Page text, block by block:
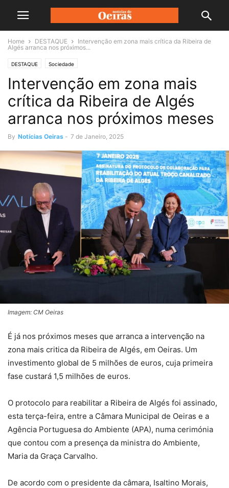
Home DESTAQUE
Intervenção em zona mais crítica da Ribeira de
Algés arranca nos próximos...
DESTAQUE Sociedade
Intervenção em zona mais
crítica da Ribeira de Algés
arranca nos próximos meses
By Notícias Oeiras - 7 de Janeiro, 2025
Imagem: CM Oeiras
É já nos próximos meses que arranca a intervenção na
zona mais critica da Ribeira de Algés, em Oeiras. Um
investimento global de 5 milhões de euros, cuja primeira
fase custará 1,5 milhões de euros.
O protocolo para reabilitar a Ribeira de Algés foi assinado,
esta terça-feira, entre a Câmara Municipal de Oeiras e a
Agência Portuguesa do Ambiente (APA), numa cerimónia
que contou com a presença da ministra do Ambiente,
Maria da Graça Carvalho.
De acordo com o presidente da câmara, Isaltino Morais,